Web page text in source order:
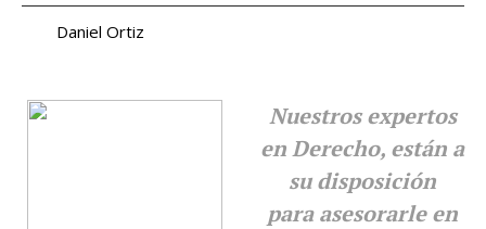
Daniel Ortiz
Nuestros expertos
en Derecho, están a
su disposición
paraasesorarle en